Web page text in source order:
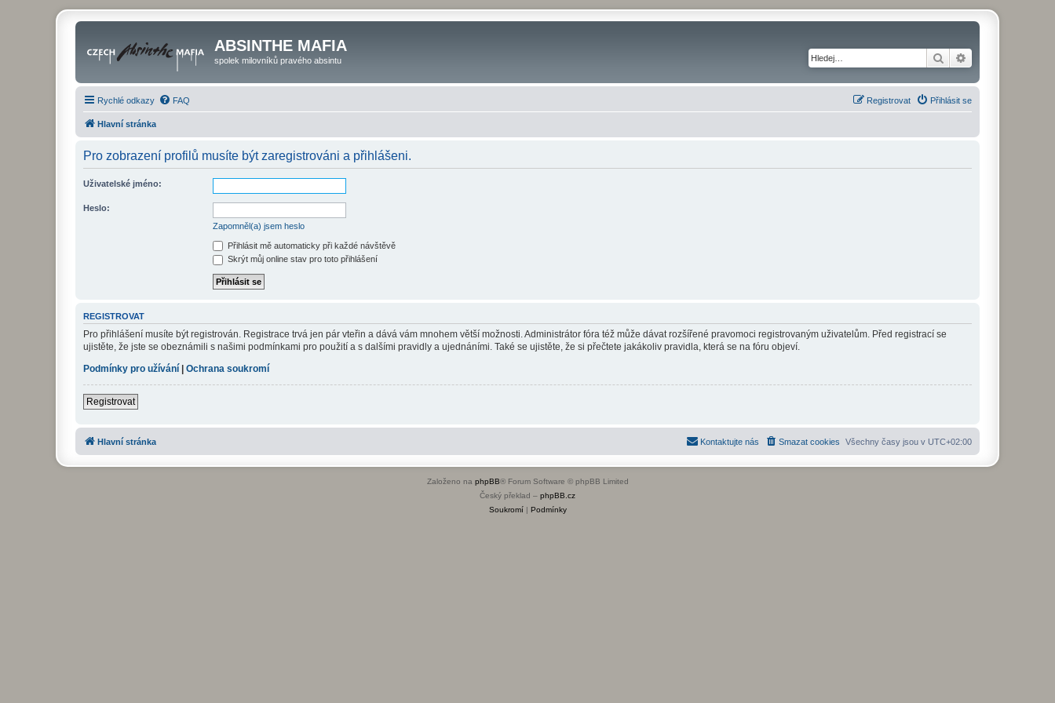
ABSINTHE MAFIA
spolek milovníků pravého absintu Hledat
Rychlé odkazy FAQ Přihlásit se
Registrovat
Hlavní stránka
Pro zobrazení profilů musíte být zaregistrováni a přihlášeni.
Uživatelské jméno:
Heslo:
Zapomněl(a) jsem heslo
Přihlásit mě automaticky při každé návštěvě
Skrýt můj online stav pro toto přihlášení
REGISTROVAT
Pro přihlášení musíte být registrován. Registrace trvá jen pár vteřin a dává vám mnohem větší možnosti. Administrátor fóra též může dávat rozšířené pravomoci registrovaným uživatelům. Před registrací se
ujistěte, že jste se obeznámili s našimi podmínkami pro použití a s dalšími pravidly a ujednáními. Také se ujistěte, že si přečtete jakákoliv pravidla, která se na fóru objeví.
Podmínky pro užívání
Ochrana soukromí
Registrovat
Hlavní stránka Všechny časy jsou v UTC+02:00
Smazat cookies
Kontaktujte nás
Založeno na phpBB® Forum Software © phpBB Limited
Český překlad – phpBB.cz
Soukromí| Podmínky